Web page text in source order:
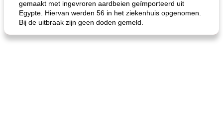
gemaakt met ingevroren aardbeien geïmporteerd uit
Egypte. Hiervan werden 56 in het ziekenhuis opgenomen.
Bij de uitbraak zijn geen doden gemeld.